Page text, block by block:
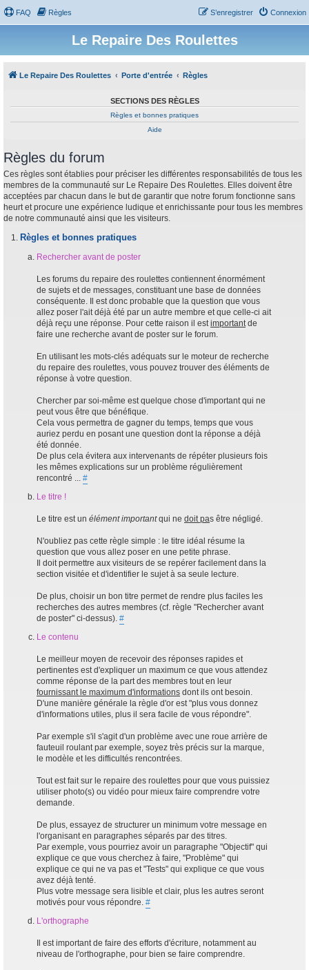
FAQ Règles Connexion
S’enregistrer
Le Repaire Des Roulettes
Le Repaire Des Roulettes Porte d'entrée Règles
SECTIONS DES RÈGLES
Règles et bonnes pratiques
Aide
Règles du forum
Ces règles sont établies pour préciser les différentes responsabilités de tous les
membres de la communauté sur Le Repaire Des Roulettes. Elles doivent être
acceptées par chacun dans le but de garantir que notre forum fonctionne sans
heurt et procure une expérience ludique et enrichissante pour tous les membres
de notre communauté ainsi que les visiteurs.
Règles et bonnes pratiques
Rechercher avant de poster
Les forums du repaire des roulettes contiennent énormément
de sujets et de messages, constituant une base de données
conséquente. Il est donc probable que la question que vous
allez poser l'ait déjà été par un autre membre et que celle-ci ait
déjà reçu une réponse. Pour cette raison il est important de
faire une recherche avant de poster sur le forum.
En utilisant les mots-clés adéquats sur le moteur de recherche
du repaire des roulettes, vous pouvez trouver des éléments de
réponse à votre question.
Chercher par soi-même est quelque chose d'important qui ne
peut vous être que bénéfique.
Cela vous permettra de gagner du temps, temps que vous
auriez perdu en posant une question dont la réponse a déjà
été donnée.
De plus cela évitera aux intervenants de répéter plusieurs fois
les mêmes explications sur un problème régulièrement
rencontré ... #
Le titre !
Le titre est un élément importantqui ne doit pas être négligé.
N'oubliez pas cette règle simple : le titre idéal résume la
question que vous allez poser en une petite phrase.
Il doit permettre aux visiteurs de se repérer facilement dans la
section visitée et d'identifier le sujet à sa seule lecture.
De plus, choisir un bon titre permet de rendre plus faciles les
recherches des autres membres (cf. règle "Rechercher avant
de poster" ci-dessus). #
Le contenu
Le meilleur moyen de recevoir des réponses rapides et
pertinentes est d'expliquer un maximum ce que vous attendez
comme réponse de la part des membres tout en leur
fournissant le maximum d'informations dont ils ont besoin.
D'une manière générale la règle d'or est "plus vous donnez
d'informations utiles, plus il sera facile de vous répondre".
Par exemple s'il s'agit d'un problème avec une roue arrière de
fauteuil roulant par exemple, soyez très précis sur la marque,
le modèle et les difficultés rencontrées.
Tout est fait sur le repaire des roulettes pour que vous puissiez
utiliser photo(s) ou vidéo pour mieux faire comprendre votre
demande.
De plus, essayez de structurer un minimum votre message en
l'organisant en paragraphes séparés par des titres.
Par exemple, vous pourriez avoir un paragraphe "Objectif" qui
explique ce que vous cherchez à faire, "Problème" qui
explique ce qui ne va pas et "Tests" qui explique ce que vous
avez déjà tenté.
Plus votre message sera lisible et clair, plus les autres seront
motivés pour vous répondre. #
L'orthographe
Il est important de faire des efforts d'écriture, notamment au
niveau de l'orthographe, pour bien se faire comprendre.